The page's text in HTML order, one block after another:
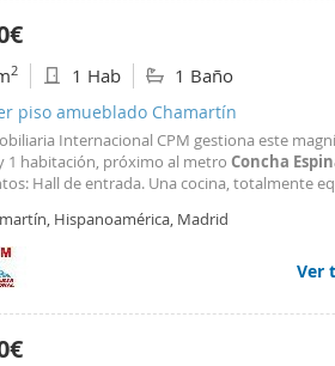
2 1 Hab 1 Baño
piso amueblado Chamartín
Internacional CPM gestiona este
1 habitación, próximo al metro Concha
Hall de entrada. Una cocina, totalmente
con grandes ventanales y estupendas
Hispanoamérica, Madrid
Ver